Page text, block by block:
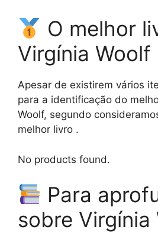
O melhor
Virgínia Woolf
Apesar de existirem vários
para a identificação do
Woolf, segundo
melhor livro .
No products found.
Para
sobre Virgínia